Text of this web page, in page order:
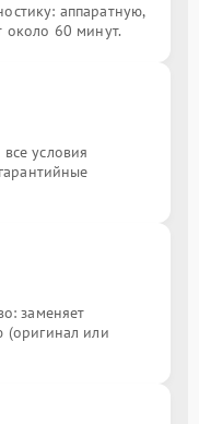
аппаратную,
около 60 минут.
условия
заменяет
(оригинал или